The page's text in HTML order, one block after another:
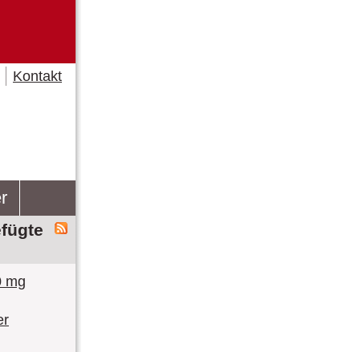
Kontakt
mg